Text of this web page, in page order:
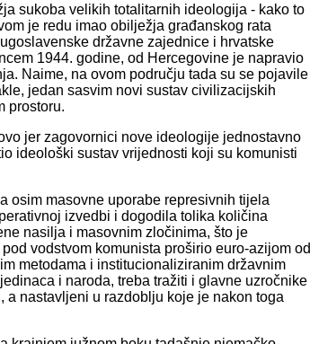
sukoba velikih totalitarnih ideologija - kako to
je redu imao obilježja građanskog rata
državne zajednice i hrvatske
1944. godine, od Hercegovine je napravio
Naime, na ovom području tada su se pojavile
jedan sasvim novi sustav civilizacijskih
prostoru.
jer zagovornici nove ideologije jednostavno
ideološki sustav vrijednosti koji su komunisti
osim masovne uporabe represivnih tijela
izvedbi i dogodila tolika količina
nasilja i masovnim zločinima, što je
vodstvom komunista proširio euro-azijom od
metodama i institucionaliziranim državnim
i naroda, treba tražiti i glavne uzročnike
nastavljeni u razdoblju koje je nakon toga